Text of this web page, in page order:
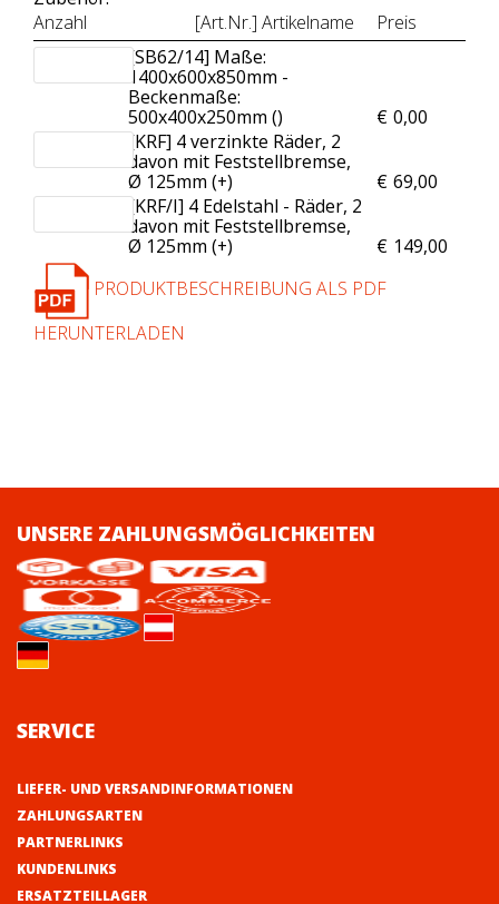
Anzahl
[Art.Nr.] Artikelname
Preis
[SB62/14] Maße:
1400x600x850mm -
Beckenmaße:
500x400x250mm (
€ 0,00
)
[KRF] 4 verzinkte Räder, 2
davon mit Feststellbremse,
Ø 125mm (+
€ 69,00
)
[KRF/I] 4 Edelstahl - Räder, 2
davon mit Feststellbremse,
Ø 125mm (+
€ 149,00
)
PRODUKTBESCHREIBUNG ALS PDF
HERUNTERLADEN
UNSERE ZAHLUNGSMÖGLICHKEITEN
SERVICE
LIEFER- UND VERSANDINFORMATIONEN
ZAHLUNGSARTEN
PARTNERLINKS
KUNDENLINKS
ERSATZTEILLAGER